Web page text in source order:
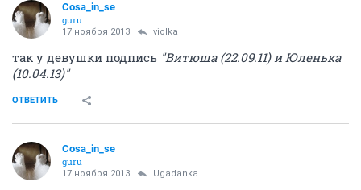
Cosa_in_se
guru
17 ноября 2013 violka
так у девушки подпись "Витюша (22.09.11) и Юленька
(10.04.13)"
ОТВЕТИТЬ
Cosa_in_se
guru
17 ноября 2013 Ugadanka